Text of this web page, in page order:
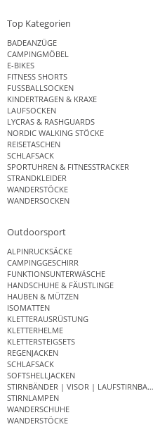
Top Kategorien
BADEANZÜGE
CAMPINGMÖBEL
E-BIKES
FITNESS SHORTS
FUSSBALLSOCKEN
KINDERTRAGEN & KRAXE
LAUFSOCKEN
LYCRAS & RASHGUARDS
NORDIC WALKING STÖCKE
REISETASCHEN
SCHLAFSACK
SPORTUHREN & FITNESSTRACKER
STRANDKLEIDER
WANDERSTÖCKE
WANDERSOCKEN
Outdoorsport
ALPINRUCKSÄCKE
CAMPINGGESCHIRR
FUNKTIONSUNTERWÄSCHE
HANDSCHUHE & FÄUSTLINGE
HAUBEN & MÜTZEN
ISOMATTEN
KLETTERAUSRÜSTUNG
KLETTERHELME
KLETTERSTEIGSETS
REGENJACKEN
SCHLAFSACK
SOFTSHELLJACKEN
STIRNBÄNDER | VISOR |
STIRNLAMPEN
WANDERSCHUHE
WANDERSTÖCKE